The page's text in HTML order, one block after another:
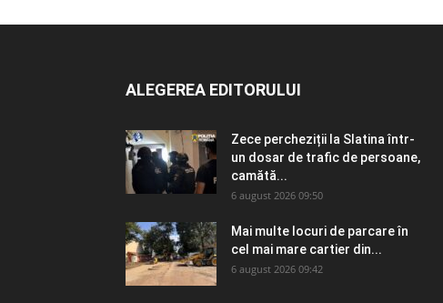
ALEGEREA EDITORULUI
Zece percheziții la Slatina într-
un dosar de trafic de persoane,
camătă...
6 august 2026 09:50
Mai multe locuri de parcare în
cel mai mare cartier din...
6 august 2026 09:42